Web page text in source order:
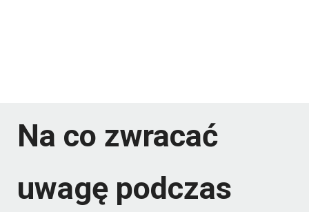
Na co zwracać
uwagę podczas